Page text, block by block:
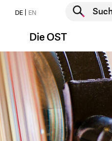
DE EN
Suche starten
Die OST